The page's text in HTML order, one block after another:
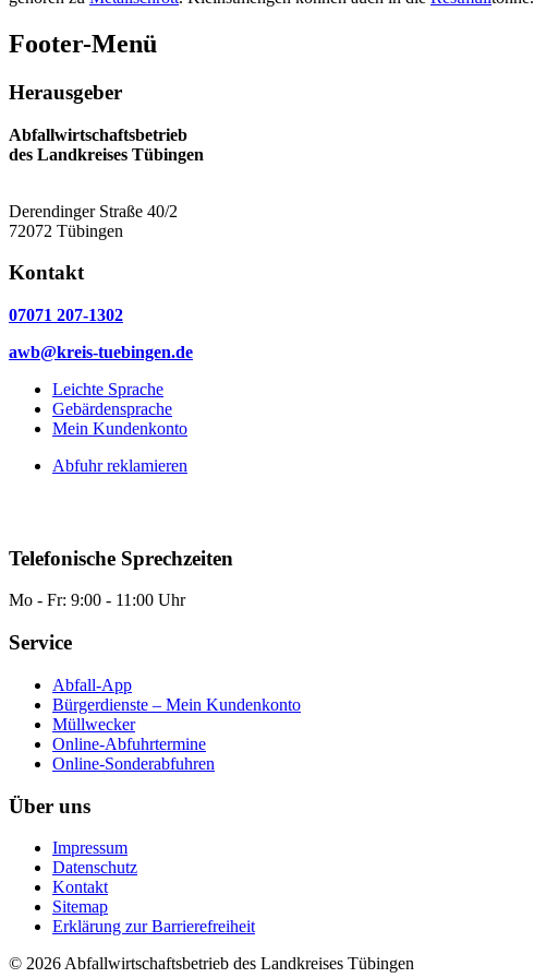
Footer-Menü
Herausgeber
Abfallwirtschaftsbetrieb
des Landkreises Tübingen
Derendinger Straße 40/2
72072 Tübingen
Kontakt
07071 207-1302
awb@kreis-tuebingen.de
Leichte Sprache
Gebärdensprache
Mein Kundenkonto
Abfuhr reklamieren
Telefonische Sprechzeiten
Mo - Fr: 9:00 - 11:00 Uhr
Service
Abfall-App
Bürgerdienste – Mein Kundenkonto
Müllwecker
Online-Abfuhrtermine
Online-Sonderabfuhren
Über uns
Impressum
Datenschutz
Kontakt
Sitemap
Erklärung zur Barrierefreiheit
© 2026 Abfallwirtschaftsbetrieb des Landkreises Tübingen